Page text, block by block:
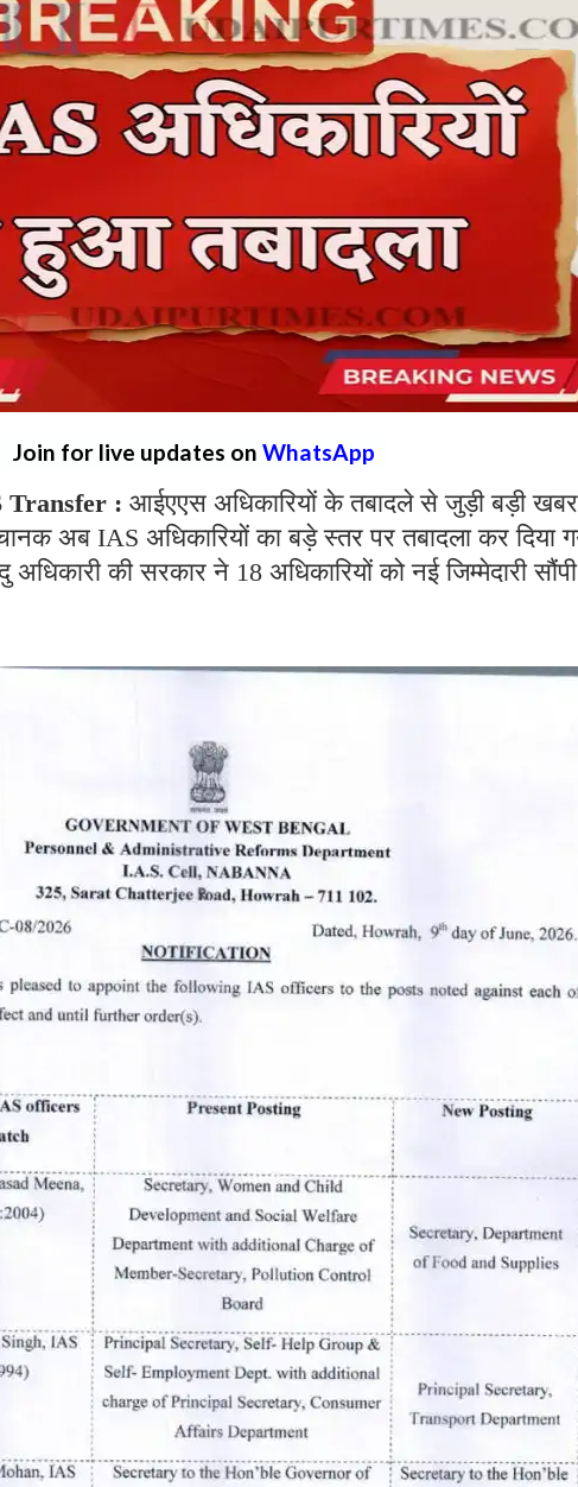
Join for live updates on WhatsApp
Transfer : आईएएस अधिकारियों के तबादले से जुड़ी बड़ी
अब IAS अधिकारियों का बड़े स्तर पर तबादला कर दिया
की सरकार ने 18 अधिकारियों को नई जिम्मेदारी